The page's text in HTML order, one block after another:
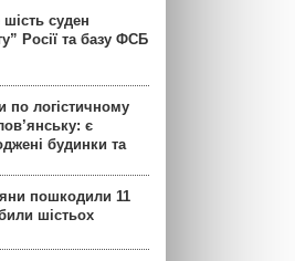
суден
Росії та базу ФСБ
по логістичному
є
будинки та
пошкодили 11
шістьох